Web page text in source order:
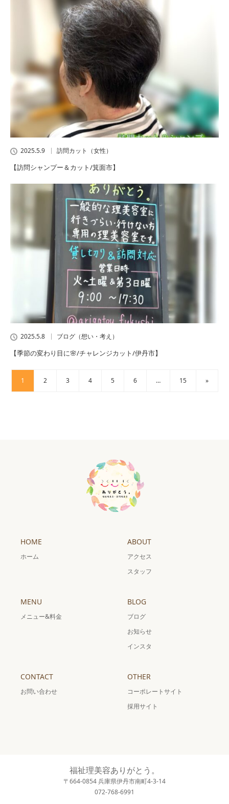
2025.5.9 訪問カット（女性）
【訪問シャンプー＆カット/箕面市】
2025.5.8 ブログ（想い・考え）
【季節の変わり目に🌸/チャレンジカット/伊丹市】
1 2 3 4 5 6 … 15 »
HOME
ホーム
ABOUT
アクセス
スタッフ
MENU
メニュー&料金
BLOG
ブログ
お知らせ
インスタ
CONTACT
お問い合わせ
OTHER
コーポレートサイト
採用サイト
福祉理美容ありがとう。
〒664-0854 兵庫県伊丹市南町4-3-14
072-768-6991